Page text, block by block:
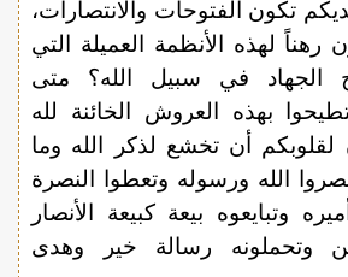
تكون الفتوحات والانتصارات،
لهذه الأنظمة العميلة التي
الجهاد في سبيل الله؟ متى
بهذه العروش الخائنة لله
لقلوبكم أن تخشع لذكر الله وما
الله ورسوله وتعطوا النصرة
وتبايعوه بيعة كبيعة الأنصار
وتحملونه رسالة خير وهدى